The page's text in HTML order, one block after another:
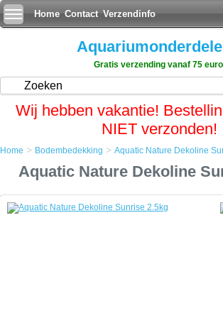
Home Contact Verzendinfo
Gratis verzending vanaf 75
Wij hebben vakantie!
NIET verzonden!
Bodembedekking
Home > Bodembedekking > Aquatic Nature Dekoline
Aquatic Nature Dekoline